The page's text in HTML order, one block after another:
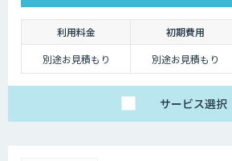
利用料金 初期費用
別途お見積もり
別途お見積もり
サービス選択